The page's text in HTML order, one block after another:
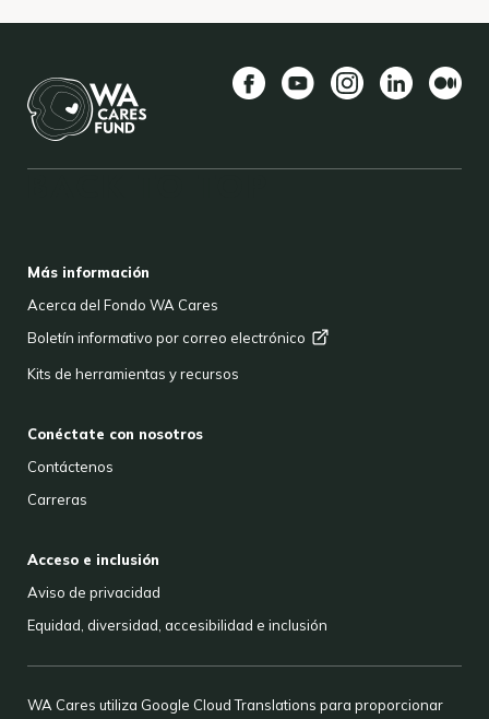
Más información
Acerca del Fondo WA Cares
Boletín informativo por correo electrónico
Kits de herramientas y recursos
Conéctate con nosotros
Contáctenos
Carreras
Acceso e inclusión
Aviso de privacidad
Equidad, diversidad, accesibilidad e inclusión
WA Cares utiliza Google Cloud Translations para proporcionar